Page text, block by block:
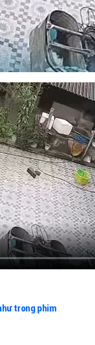
trong phim